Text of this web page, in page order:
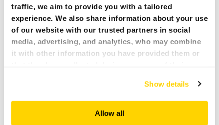
traffic, we aim to provide you with a tailored
experience. We also share information about your use
of our website with our trusted partners in social
media, advertising, and analytics, who may combine
it with other information you have provided them or
that they have collected during your use of their
and serve you content that truly matters. Join us and
explore more!
Show details
Allow all
INFRACITY STOCKHOLM, SZWECJA
CZYTAJ WIĘCEJ